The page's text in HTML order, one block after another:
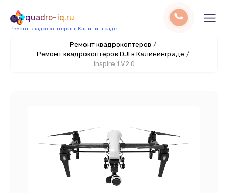
quadro-iq.ru
Ремонт квадрокоптеров в Калининграде
Ремонт квадрокоптеров /
Ремонт квадрокоптеров DJI в Калининграде /
Inspire 1 V2.0